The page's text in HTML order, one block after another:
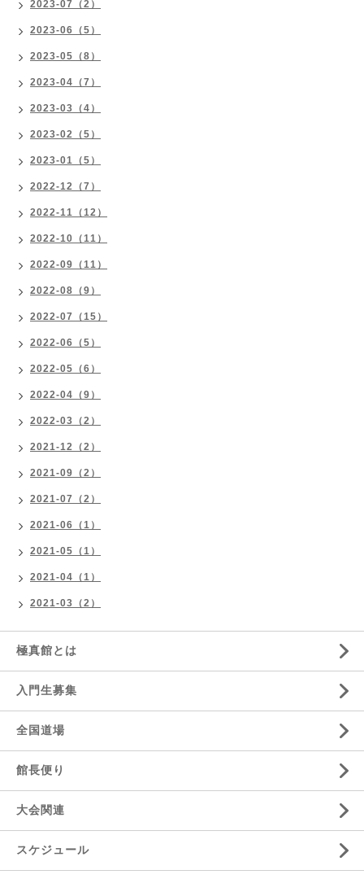
2023-07（2）
2023-06（5）
2023-05（8）
2023-04（7）
2023-03（4）
2023-02（5）
2023-01（5）
2022-12（7）
2022-11（12）
2022-10（11）
2022-09（11）
2022-08（9）
2022-07（15）
2022-06（5）
2022-05（6）
2022-04（9）
2022-03（2）
2021-12（2）
2021-09（2）
2021-07（2）
2021-06（1）
2021-05（1）
2021-04（1）
2021-03（2）
極真館とは
入門生募集
全国道場
館長便り
大会関連
スケジュール